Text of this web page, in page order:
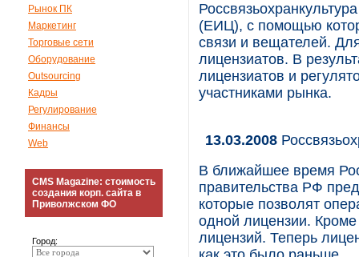
Рынок ПК
Маркетинг
Торговые сети
Оборудование
Outsourcing
Кадры
Регулирование
Финансы
Web
CMS Magazine: стоимость
создания корп. сайта в
Приволжском ФО
Город:
(ЕИЦ), с помощью
связи и вещателей.
лицензиатов. В
лицензиатов и
участниками рынка.
13.03.2008
В ближайшее время
правительства РФ
которые позволят
одной лицензии. Кроме
лицензий. Теперь